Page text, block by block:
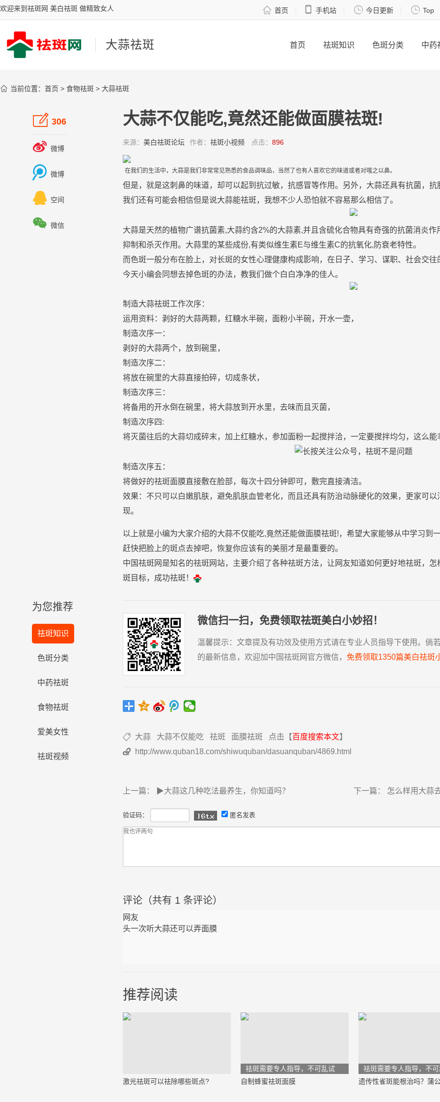
欢迎来到祛斑网 美白祛斑 做精致女人  首页  手机站  今日更新  Top
大蒜祛斑 首页 祛斑知识 色斑分类 中药
 当前位置： 首页 > 食物祛斑 > 大蒜祛斑
 306
 微博
 微博
 空间
 微信
为您推荐
祛斑知识
色斑分类
中药祛斑
食物祛斑
爱美女性
祛斑视频
大蒜不仅能吃,竟然还能做面膜祛斑!
来源： 美白祛斑论坛 作者： 祛斑小视频 点击： 896
在我们的生活中， 大蒜是我们非常常见熟悉的食品调味品，当然了也有人喜欢它的味道或者对嗤之以鼻。
但是，就是这刺 鼻的味道，却可以起到抗过敏，抗感冒等作用。另外， 大蒜还具有抗菌，抗
我们还有可能会相信但是说大蒜能祛斑，我想不少人恐怕就不容易那么相信了。
大蒜是天然的植物广谱抗菌素,大蒜约含2%的大蒜素,并且含硫化合物具有奇强的抗菌消炎
抑制和杀灭作用。 大蒜里的某些成份,有类似维生素E与维生素C的抗氧化,防衰老特性。
而色斑一般分布在脸 上，对长斑的女性心理健康构成影响，在日子、学习、谋职、社会交
今天小编会同想去掉色斑的办法，教我们做个白白净净的佳人。
制造大蒜祛斑工作次序：
运用资料：剥好的大蒜两颗， 红糖水半碗，面粉小半碗，开水一壶，
制造次序一：
剥好的大蒜两个，放到碗里，
制造次序二：
将放在碗里的大蒜直接拍碎，切成条状，
制造次序三：
将备用的开水倒在碗里，将大蒜放到开水里，去味而且灭菌，
制造次序四:
将灭菌往后的大蒜切成碎末，加上红糖水，参加面粉一起搅拌洽，一定要搅拌均匀，这么能
长按关注公众号， 祛斑不是问题
制造次序五：
将做好的祛斑面膜直接敷在脸部，每次十四分钟即可，敷完直接清洁。
效果：不只可以白嫩肌肤，避免肌肤血管老化，而且还具有防治动脉硬化的效果，更家可以
现。
以上就是小编为大家介绍的大蒜不仅能吃,竟然还能做面膜祛斑!，希望大家能够从中学习到
赶快把脸上的斑点去掉吧，恢复你应该有的美丽才是最重要的。
中国祛斑网是知名的祛斑网站，主要介绍了各种祛斑方法，让网友知道如何更好地祛斑，
斑目标，成功祛斑！
微信扫一扫，免费领取祛斑美白小妙招！
温馨提示： 文章提及有功效及使用方式请在专业人员指导下使用。倘
的最新信息，欢迎加中国祛斑网官方微信， 免费领取1350篇美白祛斑
 大蒜 大蒜不仅能吃 祛斑 面膜祛斑 点击【百度搜索本文】
 http://www.quban18.com/shiwuquban/dasuanquban/4869.html
上一篇： ▶大蒜这几种吃法最养生，你知道吗？ 下一篇： 怎么样用大蒜
验证码： 匿名发表
评论（共有 1 条评论）
网友
头一次听大蒜还可以弄面膜
推荐阅读
激光祛斑可以祛除哪些斑点?
祛斑需要专人指导，不可乱试
自制蜂蜜祛斑面膜
祛斑需要专人指导，不